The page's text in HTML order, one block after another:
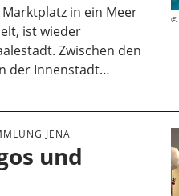
in ein Meer
ist wieder
Zwischen den
der Innenstadt…
JENA
und